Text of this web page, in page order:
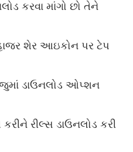
કરવા માંગો છો તેને
શેર આઇકોન પર ટેપ
ડાઉનલોડ ઓપ્શન
રીલ્સ ડાઉનલોડ કરી